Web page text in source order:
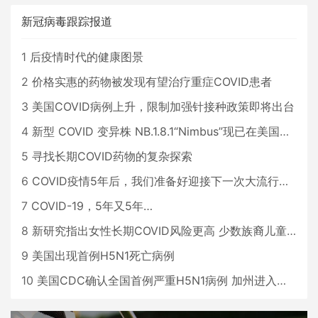
新冠病毒跟踪报道
1 后疫情时代的健康图景
2 价格实惠的药物被发现有望治疗重症COVID患者
3 美国COVID病例上升，限制加强针接种政策即将出台
4 新型 COVID 变异株 NB.1.8.1“Nimbus”现已在美国占据主导地位
5 寻找长期COVID药物的复杂探索
6 COVID疫情5年后，我们准备好迎接下一次大流行了吗？
7 COVID-19，5年又5年…
8 新研究指出女性长期COVID风险更高 少数族裔儿童存在差异
9 美国出现首例H5N1死亡病例
10 美国CDC确认全国首例严重H5N1病例 加州进入紧急状态